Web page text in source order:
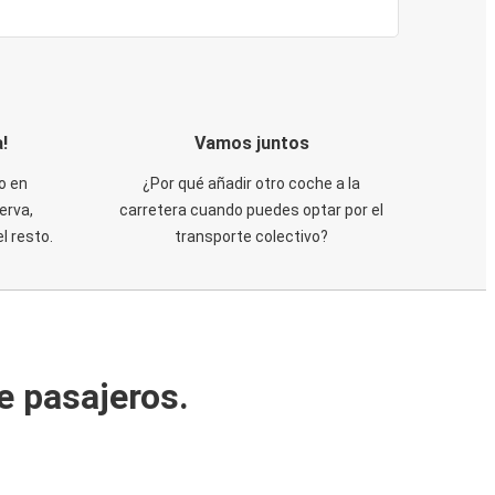
en
resto.
Vamos juntos
¿Por qué añadir otro coche a la
carretera cuando puedes optar por el
transporte colectivo?
pasajeros.